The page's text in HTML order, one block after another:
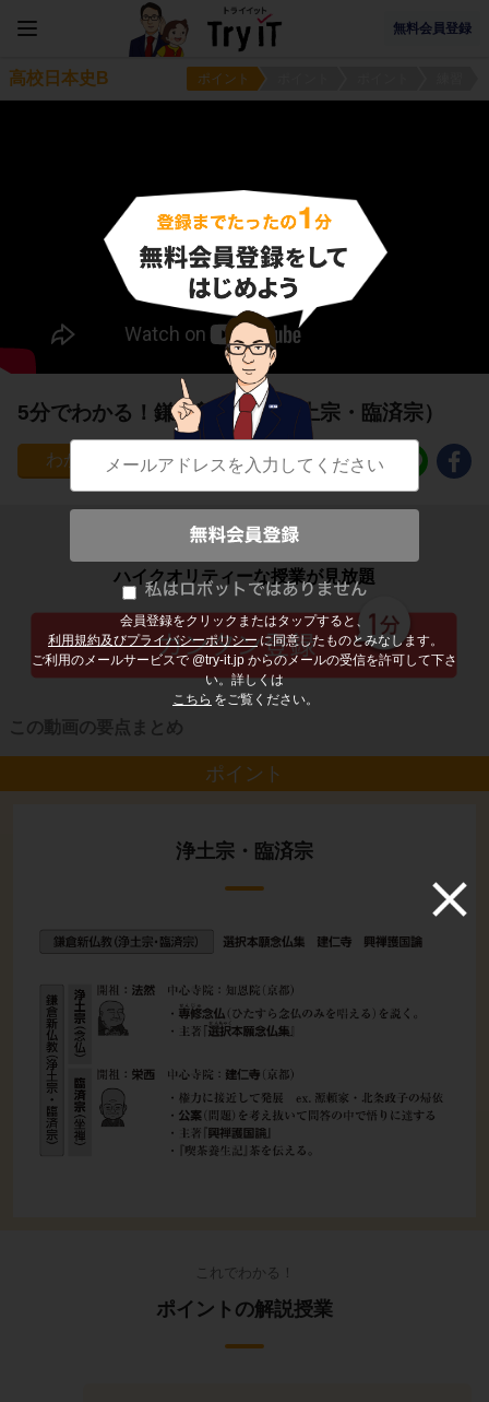
無料会員登録
会員登録をクリックまたはタップすると、
利用規約及びプライバシーポリシー に同意したものとみなします。
ご利用のメールサービスで @try-it.jp からのメールの受信を許可して下さ
い。詳しくは
こちら をご覧ください。
高校日本史B ポイント
5分でわかる！鎌倉新仏教（浄土宗・臨済宗）
52
子どもの勉強から大人の学び直しまで
ハイクオリティーな授業が見放題
この動画の要点まとめ
ポイント
浄土宗・臨済宗
これでわかる！
ポイントの解説授業